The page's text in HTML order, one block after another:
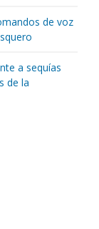
de voz
a sequías
de la